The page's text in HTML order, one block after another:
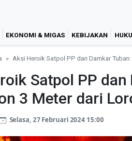
EKONOMI & MIGAS KEBIJAKAN
Aksi Heroik Satpol PP dan Damkar
Satpol PP
3 Meter dari
Selasa, 27 Februari 2024 15:00